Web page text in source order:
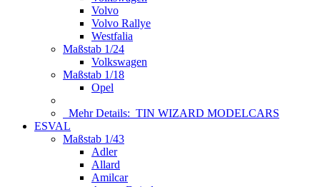
Volvo
Volvo Rallye
Westfalia
Maßstab 1/24
Volkswagen
Maßstab 1/18
Opel
Mehr Details: TIN WIZARD MODELCARS
ESVAL
Maßstab 1/43
Adler
Allard
Amilcar